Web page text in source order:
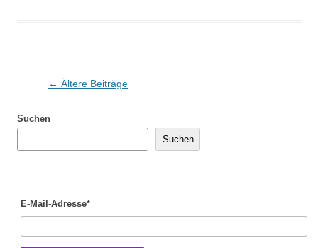
Beitragsnavigation
← Ältere Beiträge
Suchen
Suchen
E-Mail-Adresse*